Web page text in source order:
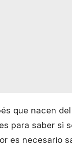
que nacen
para saber si
es necesario